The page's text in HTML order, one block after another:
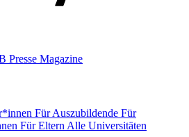
Presse Magazine
Für Auszubildende Für
Für Eltern Alle Universitäten